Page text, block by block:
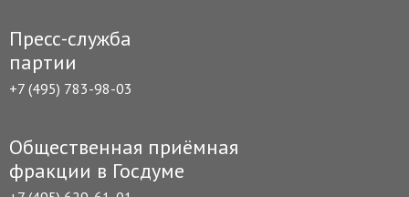
Пресс-служба
партии
+7 (495) 783-98-03
Общественная приёмная
фракции в Госдуме